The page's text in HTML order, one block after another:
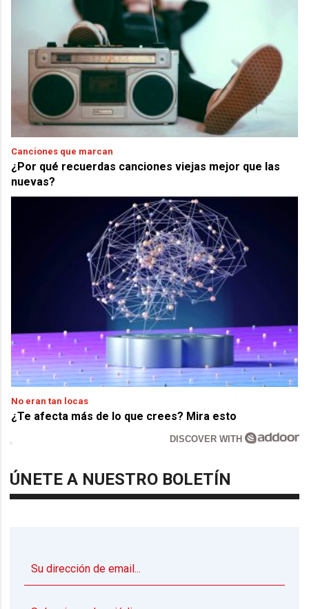
Canciones que marcan
¿Por qué recuerdas canciones viejas mejor que las
nuevas?
No eran tan locas
¿Te afecta más de lo que crees? Mira esto
DISCOVER WITH
ÚNETE A NUESTRO BOLETÍN